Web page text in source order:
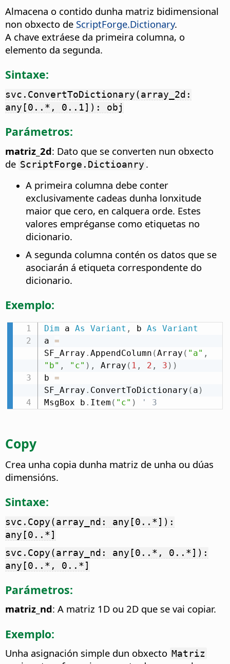
Almacena o contido dunha matriz bidimensional
non obxecto de ScriptForge.Dictionary.
A chave extráese da primeira columna, o
elemento da segunda.
Sintaxe:
svc.ConvertToDictionary(array_2d:
any[0..*, 0..1]): obj
Parámetros:
matriz_2d: Dato que se converten nun obxecto
de ScriptForge.Dictioanry .
A primeira columna debe conter
exclusivamente cadeas dunha lonxitude
maior que cero, en calquera orde. Estes
valores empréganse como etiquetas no
dicionario.
A segunda columna contén os datos que se
asociarán á etiqueta correspondente do
dicionario.
Exemplo:
Dim a As Variant , b As
Variant
a =
SF_Array . AppendColumn (Array ( "a" ,
"b" , "c" ) , Array ( 1 , 2 , 3 ) )
b =
SF_Array . ConvertToDictionary ( a )
MsgBox b . Item ( "c" ) ' 3
Copy
Crea unha copia dunha matriz de unha ou dúas
dimensións.
Sintaxe:
svc.Copy(array_nd: any[0..*]):
any[0..*]
svc.Copy(array_nd: any[0..*, 0..*]):
any[0..*, 0..*]
Parámetros:
matriz_nd: A matriz 1D ou 2D que se vai copiar.
Exemplo:
Unha asignación simple dun obxecto Matriz